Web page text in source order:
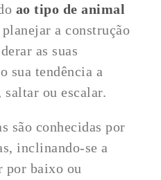
ao tipo de animal
a construção
as suas
sua tendência a
ou escalar.
são conhecidas por
inclinando-se a
por baixo ou